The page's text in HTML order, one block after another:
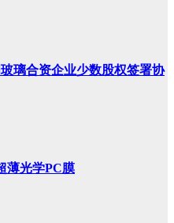
璃合资企业少数股权签署协
薄光学PC膜